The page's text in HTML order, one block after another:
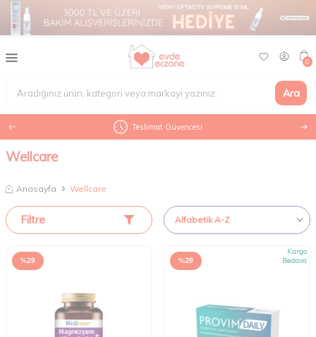
Ara
0
Teslimat Güvencesi
Wellcare
Anasayfa Wellcare
Filtre
%29 %29
Kargo
Bedava